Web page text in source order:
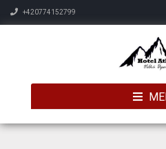
+420774152799